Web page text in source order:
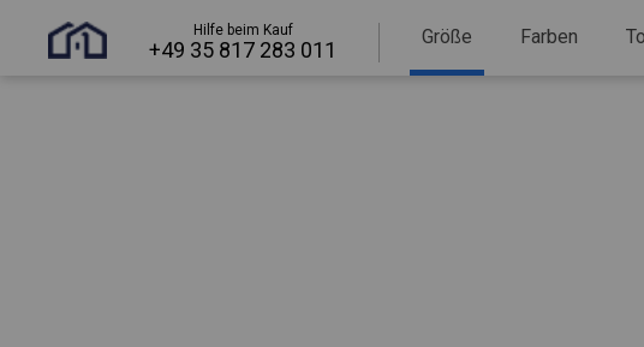
Hilfe beim Kauf
+49 35 817 283 011
Größe Farben